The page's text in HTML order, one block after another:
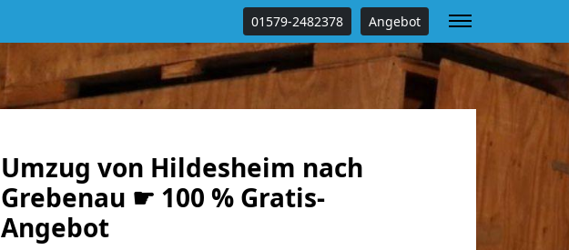
01579-2482378 Angebot
Umzug von Hildesheim nach
Grebenau ☛ 100 % Gratis-
Angebot